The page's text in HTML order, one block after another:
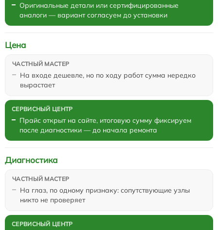
Оригинальные детали или сертифицированные
аналоги — вариант согласуем до установки
На входе дешевле, но по ходу работ сумма нередко
вырастает
Цена
Прайс открыт на сайте, итоговую сумму фиксируем
после диагностики — до начала ремонта
На глаз, по одному признаку: сопутствующие узлы
никто не проверяет
Диагностика